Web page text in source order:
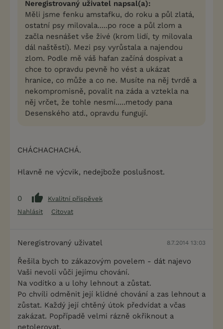
Neregistrovaný uživatel napsal(a):
Měli jsme fenku amstafku, do roku a půl zlatá,
ostatní psy milovala.....po roce a půl zlom a
začla nesnášet vše živé (krom lidí, ty milovala
dál naštěstí). Mezi psy vyrůstala a najendou
zlom. Podle mě váš hafan začíná dospívat a
chce to opravdu pevně ho vést a ukázat
hranice, co může a co ne. Musíte na něj tvrdě a
nekompromisně, povalit na záda a vztekla na
něj vrčet, že tohle nesmí.....metody pana
Desenského atd., opravdu fungují.
CHÁCHACHACHÁ.
Hlavně ne výcvik, nedejbože poslušnost.
0
Kvalitní příspěvek
Nahlásit
Citovat
Neregistrovaný uživatel 8.7.2014 13:03
Řešila bych to zákazovým povelem - dát najevo
Vaši nevoli vůči jejímu chování.
Na vodítko a u lohy lehnout a zůstat.
Po chvíli odměnit její klidné chování a zas lehnout a
zůstat. Každý její chtěný útok předvídat a včas
zakázat. Popřípadě velmi rázně okřiknout a
netolerovat.